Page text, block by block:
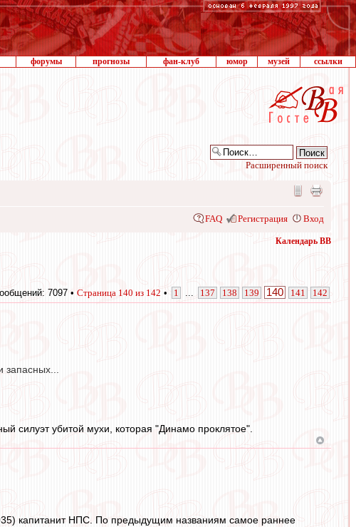
форумы прогнозы фан-клуб юмор музей ссылки
Расширенный поиск
FAQ Регистрация Вход
Календарь ВВ
7097 • Страница 140 из 142 • 1 137 138 139 140 141 142
запасных...
силуэт убитой мухи, которая "Динамо проклятое".
капитанит НПС. По предыдущим названиям самое раннее